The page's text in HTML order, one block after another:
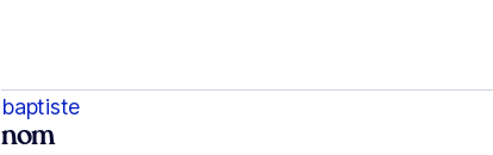
baptiste
nom